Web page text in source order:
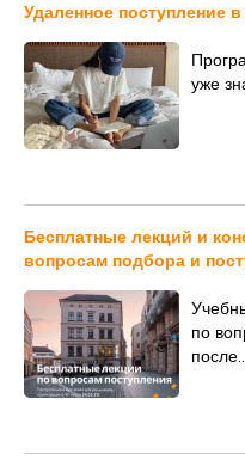
Удаленное поступление
уже
Бесплатные лекций и
вопросам подбора и
по
после